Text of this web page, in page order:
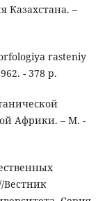
Казахстана. –
rasteniy
- 378 p.
Африки. – М. -
Вестник